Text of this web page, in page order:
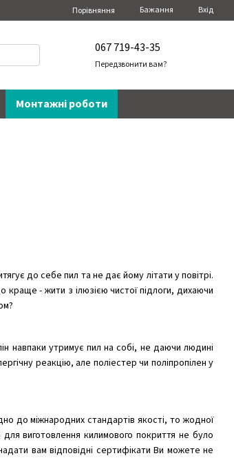
Порівняння Бажання Вхід
067 719-43-35
Передзвонити вам?
Монтажні роботи
до себе пил та не дає йому літати у повітрі.
краще - жити з ілюзією чистої підлоги, дихаючи
навпаки утримує пил на собі, не даючи людині
реакцію, але поліестер чи поліпропілен у
до міжнародних стандартів якості, то жодної
виготовлення килимового покриття не було
вам відповідні сертифікати Ви можете не